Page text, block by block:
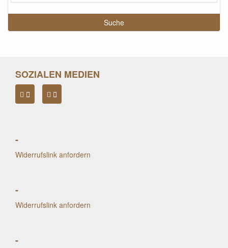
SOZIALEN MEDIEN
-
Widerrufslink anfordern
-
Widerrufslink anfordern
-